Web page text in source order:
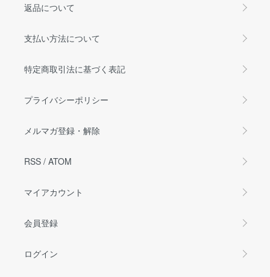
返品について
支払い方法について
特定商取引法に基づく表記
プライバシーポリシー
メルマガ登録・解除
RSS / ATOM
マイアカウント
会員登録
ログイン